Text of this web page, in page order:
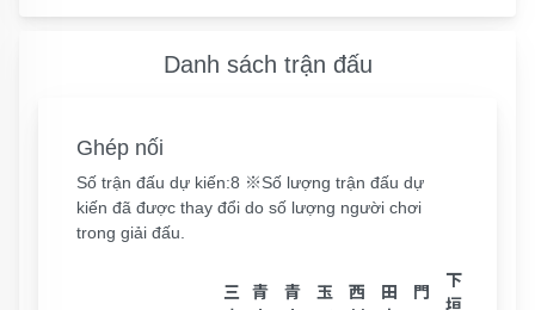
Danh sách trận đấu
Ghép nối
Số trận đấu dự kiến:8 ※Số lượng trận đấu dự
kiến ​​​​đã được thay đổi do số lượng người chơi
trong giải đấu.
三
青
青
玉
西
田
門
下
垣